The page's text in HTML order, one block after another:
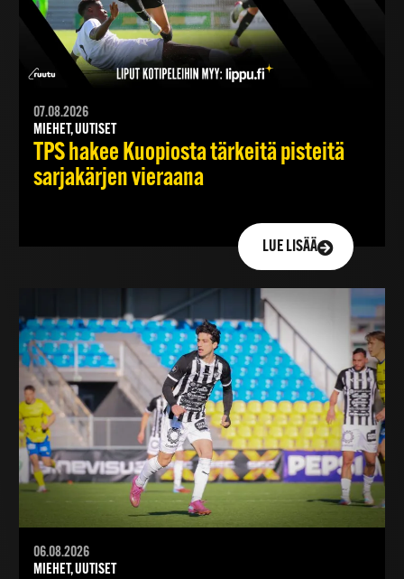
07.08.2026
MIEHET, UUTISET
TPS hakee Kuopiosta tärkeitä pisteitä
sarjakärjen vieraana
LUE LISÄÄ
06.08.2026
MIEHET, UUTISET